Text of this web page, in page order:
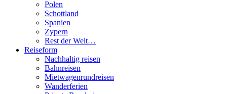
Polen
Schottland
Spanien
Zypern
Rest der Welt…
Reiseform
Nachhaltig reisen
Bahnreisen
Mietwagenrundreisen
Wanderferien